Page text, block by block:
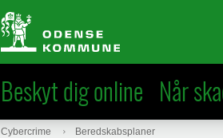
Beskyt dig online Når
Cybercrime Beredskabsplaner